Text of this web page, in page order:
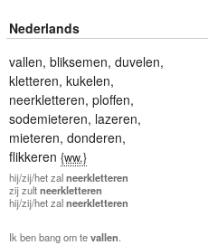
Nederlands
vallen, bliksemen, duvelen,
kletteren, kukelen,
neerkletteren, ploffen,
sodemieteren, lazeren,
mieteren, donderen,
flikkeren {ww.}
hij/zij/hetzalneerkletteren
zijzultneerkletteren
hij/zij/hetzalneerkletteren
Ik ben bang om tevallen